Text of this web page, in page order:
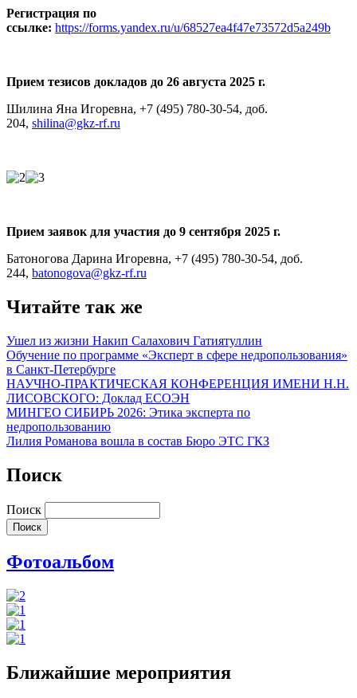
Регистрация по
ссылке: https://forms.yandex.ru/u/68527ea4f47e73572d5a249b
Прием тезисов докладов до 26 августа 2025 г.
Шилина Яна Игоревна, +7 (495) 780-30-54, доб.
204, shilina@gkz-rf.ru
Прием заявок для участия до 9 сентября 2025 г.
Батоногова Дарина Игоревна, +7 (495) 780-30-54, доб.
244, batonogova@gkz-rf.ru
Читайте так же
Ушел из жизни Накип Салахович Гатиятуллин
Обучение по программе «Эксперт в сфере недропользования»
в Санкт-Петербурге
НАУЧНО-ПРАКТИЧЕСКАЯ КОНФЕРЕНЦИЯ ИМЕНИ Н.Н.
ЛИСОВСКОГО: Доклад ЕСОЭН
МИНГЕО СИБИРЬ 2026: Этика эксперта по
недропользованию
Лилия Романова вошла в состав Бюро ЭТС ГКЗ
Поиск
Поиск
Фотоальбом
Ближайшие мероприятия